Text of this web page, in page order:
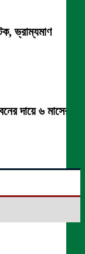
ভ্রাম্যমাণ
দায়ে ৬ মাসের